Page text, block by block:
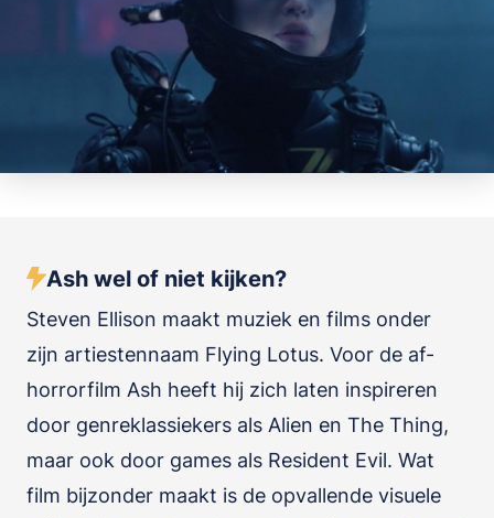
Ash wel of niet kijken?
Steven Ellison maakt muziek en films onder
zijn artiestennaam Flying Lotus. Voor de af-
horrorfilm Ash heeft hij zich laten inspireren
door genreklassiekers als Alien en The Thing,
maar ook door games als Resident Evil. Wat
film bijzonder maakt is de opvallende visuele